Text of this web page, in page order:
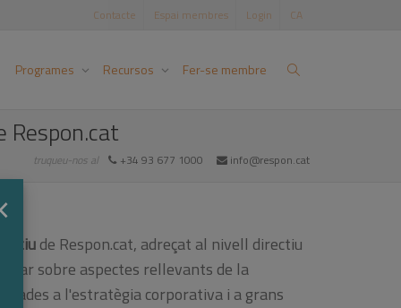
Contacte Espai membres Login CA
Programes Recursos Fer-se membre
Respon.cat
truqueu-nos al +34 93 677 1000 info@respon.cat
de Respon.cat, adreçat al nivell directiu
sobre aspectes rellevants de la
a l'estratègia corporativa i a grans